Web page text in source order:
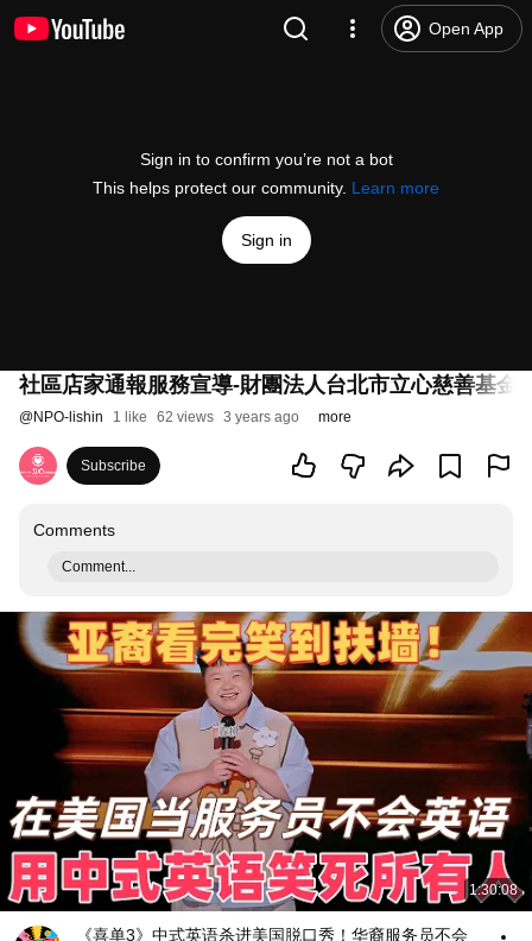
Open App
Sign in to confirm you’re not a bot
This helps protect our community. Learn more
Sign in
社區店家通報服務宣導-財團法人台北市立心慈善基金
@NPO-lishin 1 like 62 views 3 years ago more
Subscribe
Comments
Comment...
1:30:08
《喜单3》中式英语杀进美国脱口秀！华裔服务员不会